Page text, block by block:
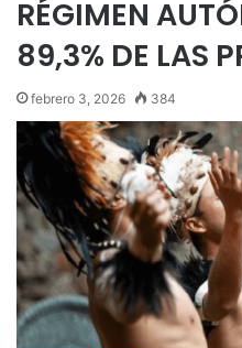
RÉGIMEN
89,3% DE LAS
febrero 3, 2026 384